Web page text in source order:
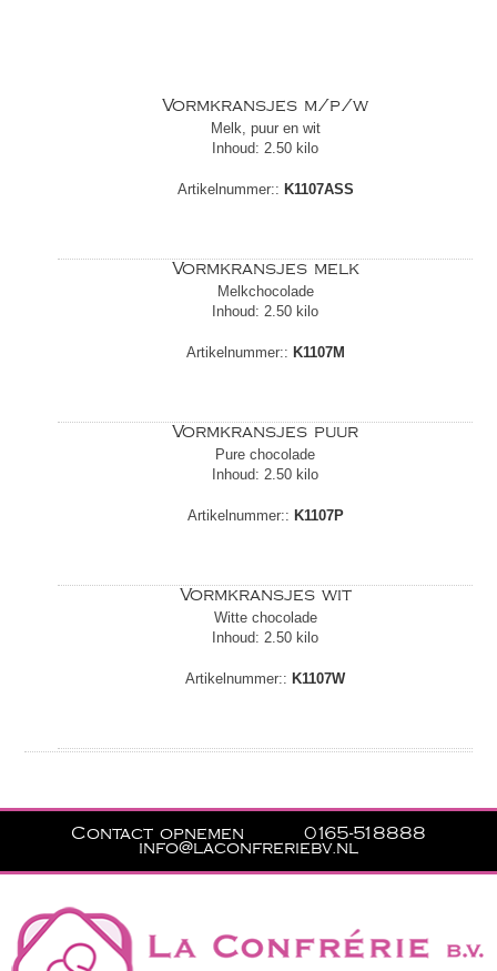
Vormkransjes m/p/w
Melk, puur en wit
Inhoud: 2.50 kilo
Artikelnummer:: K1107ASS
Vormkransjes melk
Melkchocolade
Inhoud: 2.50 kilo
Artikelnummer:: K1107M
Vormkransjes puur
Pure chocolade
Inhoud: 2.50 kilo
Artikelnummer:: K1107P
Vormkransjes wit
Witte chocolade
Inhoud: 2.50 kilo
Artikelnummer:: K1107W
Contact opnemen
0165-518888
info@laconfreriebv.nl